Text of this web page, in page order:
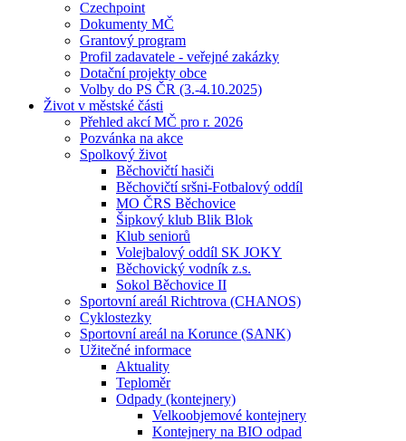
Czechpoint
Dokumenty MČ
Grantový program
Profil zadavatele - veřejné zakázky
Dotační projekty obce
Volby do PS ČR (3.-4.10.2025)
Život v městské části
Přehled akcí MČ pro r. 2026
Pozvánka na akce
Spolkový život
Běchovičtí hasiči
Běchovičtí sršni-Fotbalový oddíl
MO ČRS Běchovice
Šipkový klub Blik Blok
Klub seniorů
Volejbalový oddíl SK JOKY
Běchovický vodník z.s.
Sokol Běchovice II
Sportovní areál Richtrova (CHANOS)
Cyklostezky
Sportovní areál na Korunce (SANK)
Užitečné informace
Aktuality
Teploměr
Odpady (kontejnery)
Velkoobjemové kontejnery
Kontejnery na BIO odpad